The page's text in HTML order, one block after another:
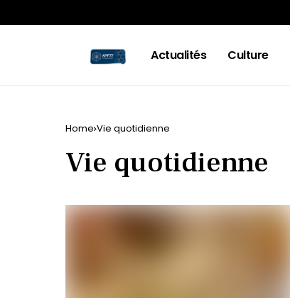
Actualités Culture
Home Vie quotidienne
Vie quotidienne